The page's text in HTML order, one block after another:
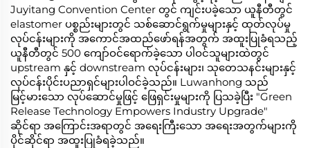
Juyitang Convention Center တွင် ကျင်းပခဲ့သော ယူနီတီတွင်
elastomer ပစ္စည်းများတွင် သစ်ဆောင်ရွက်မှုများနှင့် ထုတ်လုပ်မှု
လုပ်ငန်းများကို အကောင်အထည်ဖော်ရန်အတွက် အထူးပြုခံရသည့်
ယူနီတီတွင် 500 ကျော်ဝင်ရောက်ခဲ့သော ပါဝင်သူများထဲတွင်
upstream နှင့် downstream လုပ်ငန်းများ၊ သုတေသနင်းများနှင့်
လုပ်ငန်းပိုင်းပညာရှင်များပါဝင်ခဲ့သည်။ Luwanhong သည်
မြင့်မားသော လုပ်ဆောင်မှုဖြင့် ဖြေရှင်းမှုများကို ပြသခဲ့ပြီး "Green
Release Technology Empowers Industry Upgrade"
ဆိုင်ရာ အကြောင်းအရာတွင် အရေးကြီးသော အရေးအတွက်များကို
ပိုင်ဆိုင်ရာ အထူးပြုခံရခဲ့သည်။